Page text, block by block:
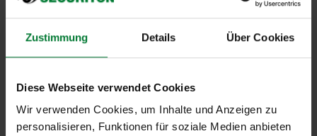
Zustimmung Details Über Cookies
Diese Webseite verwendet Cookies
Wir verwenden Cookies, um Inhalte und Anzeigen zu
personalisieren, Funktionen für soziale Medien anbieten